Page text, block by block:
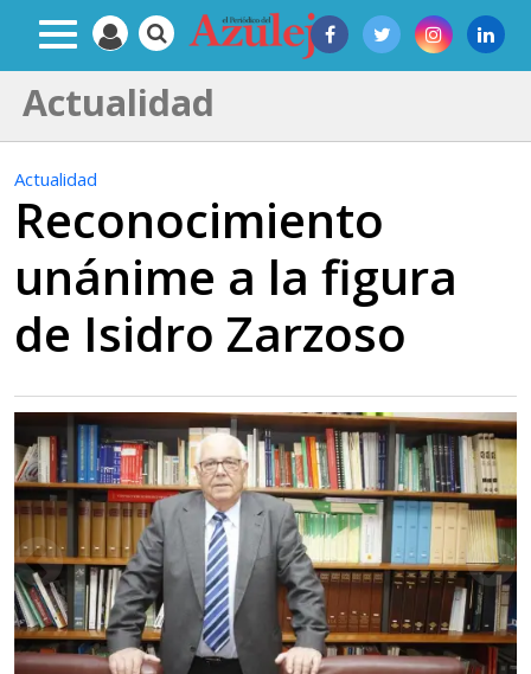
Actualidad
Actualidad
Reconocimiento
unánime a la figura
de Isidro Zarzoso